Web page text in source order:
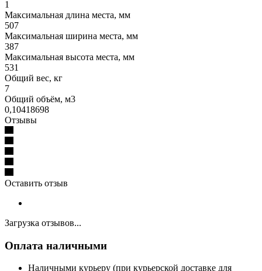
1
Максимальная длина места, мм
507
Максимальная ширина места, мм
387
Максимальная высота места, мм
531
Общий вес, кг
7
Общий объём, м3
0,10418698
Отзывы
Оставить отзыв
Загрузка отзывов...
Оплата наличными
Наличными курьеру (при курьерской доставке для